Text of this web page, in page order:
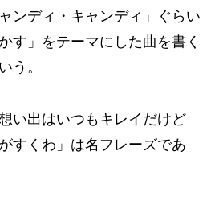
ンディ・キャンディ」ぐらい
す」をテーマにした曲を書く
う。
い出はいつもキレイだけど
すくわ」は名フレーズであ